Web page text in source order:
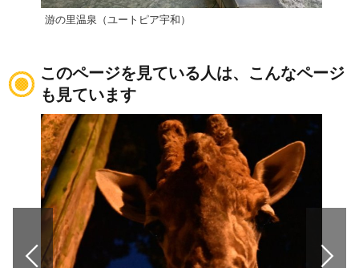
游の里温泉（ユートピア宇和）
このページを見ている人は、こんなページ
も見ています